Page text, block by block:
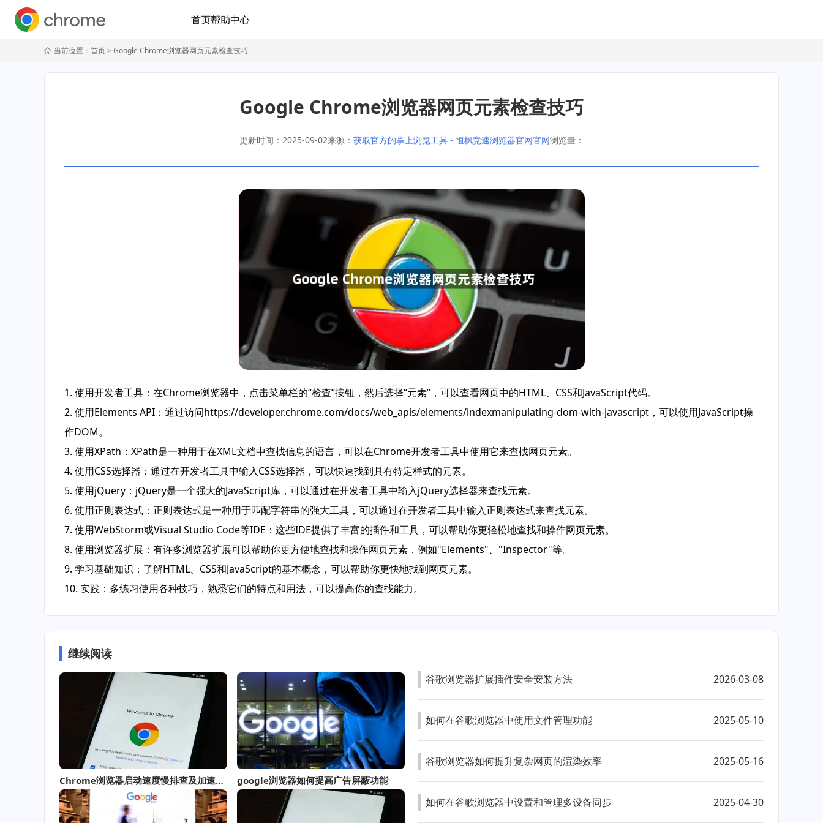
首页帮助中心
当前位置： 首页> Google Chrome浏览器网页元素检查技巧
Google Chrome浏览器网页元素检查技巧
更新时间：2025-09-02来源： 获取官方的掌上浏览工具 - 恒枫竞速浏览器官网官网浏览量：
1. 使用开发者工具：在Chrome浏览器中，点击菜单栏的“检查”按钮，然后选择“元素”，可以查看网页中的HTML、CSS和JavaScript代码。
2. 使用Elements API：通过访问https://developer.chrome.com/docs/web_apis/elements/indexmanipulating-dom-with-javascript，可以使用JavaScript操
作DOM。
3. 使用XPath：XPath是一种用于在XML文档中查找信息的语言，可以在Chrome开发者工具中使用它来查找网页元素。
4. 使用CSS选择器：通过在开发者工具中输入CSS选择器，可以快速找到具有特定样式的元素。
5. 使用jQuery：jQuery是一个强大的JavaScript库，可以通过在开发者工具中输入jQuery选择器来查找元素。
6. 使用正则表达式：正则表达式是一种用于匹配字符串的强大工具，可以通过在开发者工具中输入正则表达式来查找元素。
7. 使用WebStorm或Visual Studio Code等IDE：这些IDE提供了丰富的插件和工具，可以帮助你更轻松地查找和操作网页元素。
8. 使用浏览器扩展：有许多浏览器扩展可以帮助你更方便地查找和操作网页元素，例如"Elements"、"Inspector"等。
9. 学习基础知识：了解HTML、CSS和JavaScript的基本概念，可以帮助你更快地找到网页元素。
10. 实践：多练习使用各种技巧，熟悉它们的特点和用法，可以提高你的查找能力。
继续阅读
Chrome浏览器启动速度慢排查及加速优化方案 google浏览器如何提高广告屏蔽功能
谷歌浏览器扩展插件安全安装方法 2026-03-08
如何在谷歌浏览器中使用文件管理功能 2025-05-10
谷歌浏览器如何提升复杂网页的渲染效率 2025-05-16
如何在谷歌浏览器中设置和管理多设备同步 2025-04-30